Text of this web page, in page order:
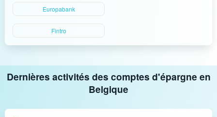
Europabank
Fintro
Dernières activités des comptes d'épargne en
Belgique